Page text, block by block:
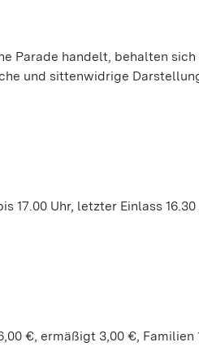
Parade handelt, behalten
und sittenwidrige
17.00 Uhr, letzter Einlass 16.30
€, ermäßigt 3,00 €, Familien